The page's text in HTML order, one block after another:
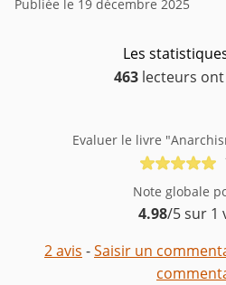
Publiée le 19 décembre 2025
Les
463lecteurs ont
Evaluer le livre
Note globale
4.98/5 sur 1
2 avis -Saisir un